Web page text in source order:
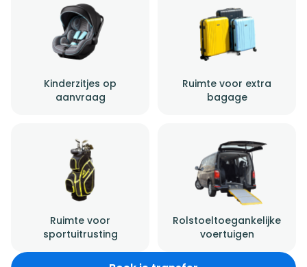
Kinderzitjes op
aanvraag
Ruimte voor extra
bagage
Ruimte voor
sportuitrusting
Rolstoeltoegankelijke
voertuigen